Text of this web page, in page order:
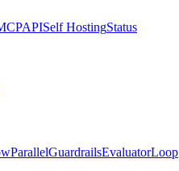
APISelf HostingStatus
ParallelGuardrailsEvaluatorLoop